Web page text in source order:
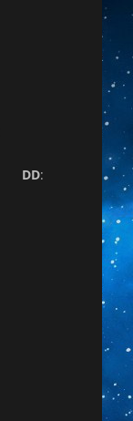
DD: